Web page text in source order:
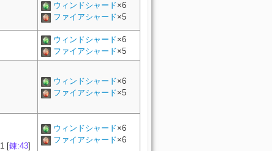
ウィンドシャード×6
ファイアシャード×5
ウィンドシャード×6
ファイアシャード×5
ウィンドシャード×6
ファイアシャード×5
1 [錬:43]
ウィンドシャード×6
ファイアシャード×6